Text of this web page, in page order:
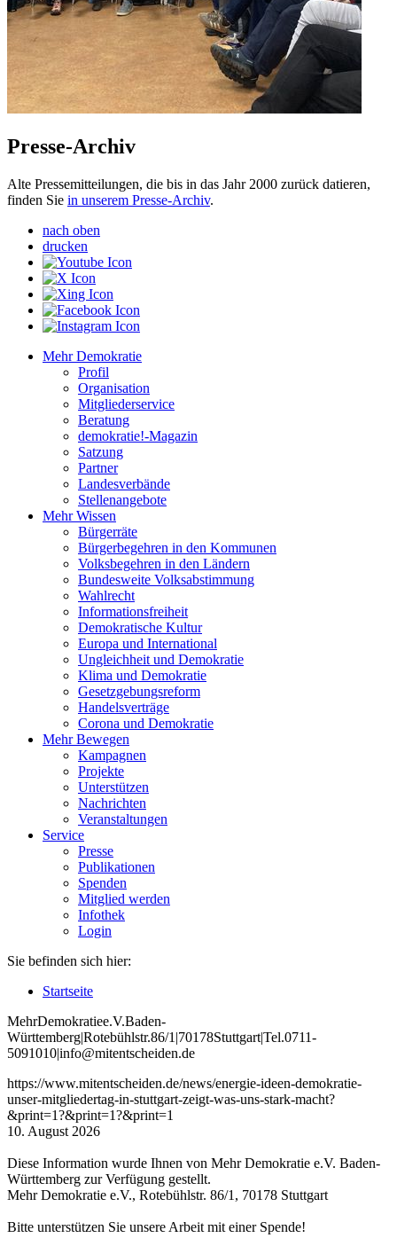
Presse-Archiv
Alte Pressemitteilungen, die bis in das Jahr 2000 zurück datieren,
finden Sie in unserem Presse-Archiv.
nach oben
drucken
Mehr Demokratie
Profil
Organisation
Mitgliederservice
Beratung
demokratie!-Magazin
Satzung
Partner
Landesverbände
Stellenangebote
Mehr Wissen
Bürgerräte
Bürgerbegehren in den Kommunen
Volksbegehren in den Ländern
Bundesweite Volksabstimmung
Wahlrecht
Informationsfreiheit
Demokratische Kultur
Europa und International
Ungleichheit und Demokratie
Klima und Demokratie
Gesetzgebungsreform
Handelsverträge
Corona und Demokratie
Mehr Bewegen
Kampagnen
Projekte
Unterstützen
Nachrichten
Veranstaltungen
Service
Presse
Publikationen
Spenden
Mitglied werden
Infothek
Login
Sie befinden sich hier:
Startseite
MehrDemokratiee.V.Baden-
Württemberg|Rotebühlstr.86/1 |70178Stuttgart|Tel.0711-
5091010|info@mitentscheiden.de
https://www.mitentscheiden.de/news/energie-ideen-demokratie-
unser-mitgliedertag-in-stuttgart-zeigt-was-uns-stark-macht?
&print=1?&print=1?&print=1
10. August 2026
Diese Information wurde Ihnen von Mehr Demokratie e.V. Baden-
Württemberg zur Verfügung gestellt.
Mehr Demokratie e.V., Rotebühlstr. 86/1, 70178 Stuttgart
Bitte unterstützen Sie unsere Arbeit mit einer Spende!